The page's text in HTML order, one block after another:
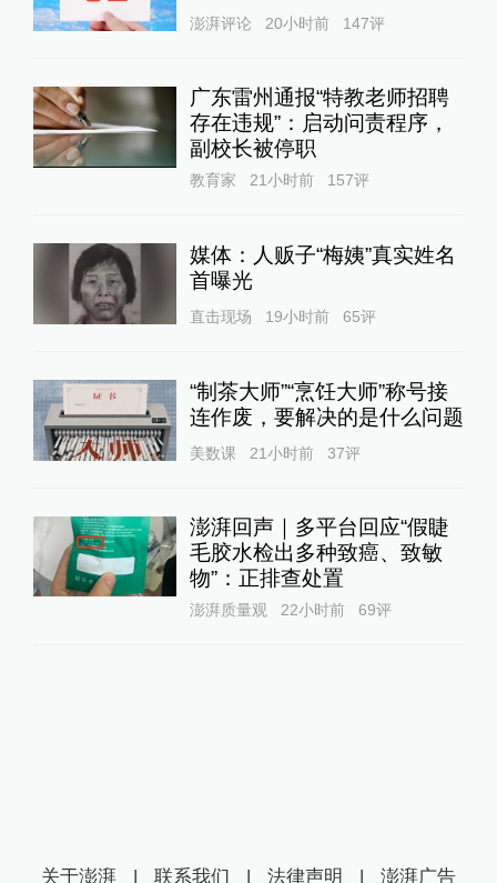
澎湃评论 20小时前 147评
广东雷州通报“特教老师招聘
存在违规”：启动问责程序，
副校长被停职
教育家 21小时前 157评
媒体：人贩子“梅姨”真实姓名
首曝光
直击现场 19小时前 65评
“制茶大师”“烹饪大师”称号接
连作废，要解决的是什么问题
美数课 21小时前 37评
澎湃回声｜多平台回应“假睫
毛胶水检出多种致癌、致敏
物”：正排查处置
澎湃质量观 22小时前 69评
关于澎湃 | 联系我们 | 法律声明 | 澎湃广告